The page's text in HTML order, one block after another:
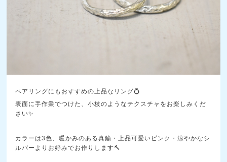
ペアリングにもおすすめの上品なリング💍
表面に手作業でつけた、小枝のようなテクスチャをお楽しみくだ
さい✨
カラーは3色、暖かみのある真鍮・上品可愛いピンク・涼やかなシ
ルバーよりお好みでお作りします🔨